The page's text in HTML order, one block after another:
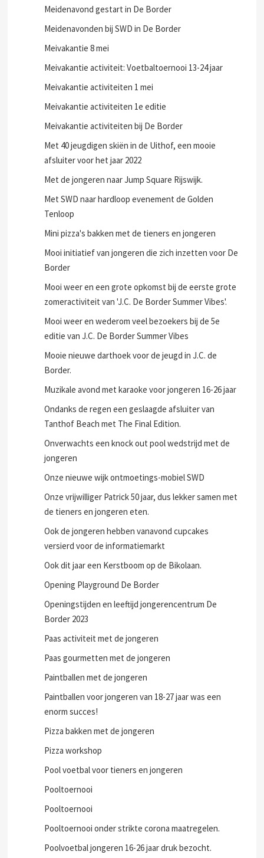
Meidenavond gestart in De Border
Meidenavonden bij SWD in De Border
Meivakantie 8 mei
Meivakantie activiteit: Voetbaltoernooi 13-24 jaar
Meivakantie activiteiten 1 mei
Meivakantie activiteiten 1e editie
Meivakantie activiteiten bij De Border
Met 40 jeugdigen skiën in de Uithof, een mooie
afsluiter voor het jaar 2022
Met de jongeren naar Jump Square Rijswijk.
Met SWD naar hardloop evenement de Golden
Tenloop
Mini pizza's bakken met de tieners en jongeren
Mooi initiatief van jongeren die zich inzetten voor De
Border
Mooi weer en een grote opkomst bij de eerste grote
zomeractiviteit van 'J.C. De Border Summer Vibes'.
Mooi weer en wederom veel bezoekers bij de 5e
editie van J.C. De Border Summer Vibes
Mooie nieuwe darthoek voor de jeugd in J.C. de
Border.
Muzikale avond met karaoke voor jongeren 16-26 jaar
Ondanks de regen een geslaagde afsluiter van
Tanthof Beach met The Final Edition.
Onverwachts een knock out pool wedstrijd met de
jongeren
Onze nieuwe wijk ontmoetings-mobiel SWD
Onze vrijwilliger Patrick 50 jaar, dus lekker samen met
de tieners en jongeren eten.
Ook de jongeren hebben vanavond cupcakes
versierd voor de informatiemarkt
Ook dit jaar een Kerstboom op de Bikolaan.
Opening Playground De Border
Openingstijden en leeftijd jongerencentrum De
Border 2023
Paas activiteit met de jongeren
Paas gourmetten met de jongeren
Paintballen met de jongeren
Paintballen voor jongeren van 18-27 jaar was een
enorm succes!
Pizza bakken met de jongeren
Pizza workshop
Pool voetbal voor tieners en jongeren
Pooltoernooi
Pooltoernooi
Pooltoernooi onder strikte corona maatregelen.
Poolvoetbal jongeren 16-26 jaar druk bezocht.